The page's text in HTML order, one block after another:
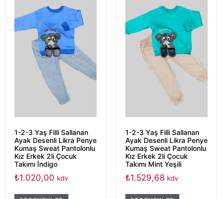
1-2-3 Yaş Filli Sallanan
Ayak Desenli Likra Penye
Kumaş Sweat Pantolonlu
Kız Erkek 2li Çocuk
Takımı İndigo
₺1.020,00 kdv
1-2-3 Yaş Filli Sallanan
Ayak Desenli Likra Penye
Kumaş Sweat Pantolonlu
Kız Erkek 2li Çocuk
Takımı Mint Yeşili
₺1.529,68 kdv